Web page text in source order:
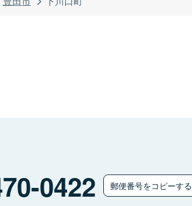
0422 郵便番号をコピーする